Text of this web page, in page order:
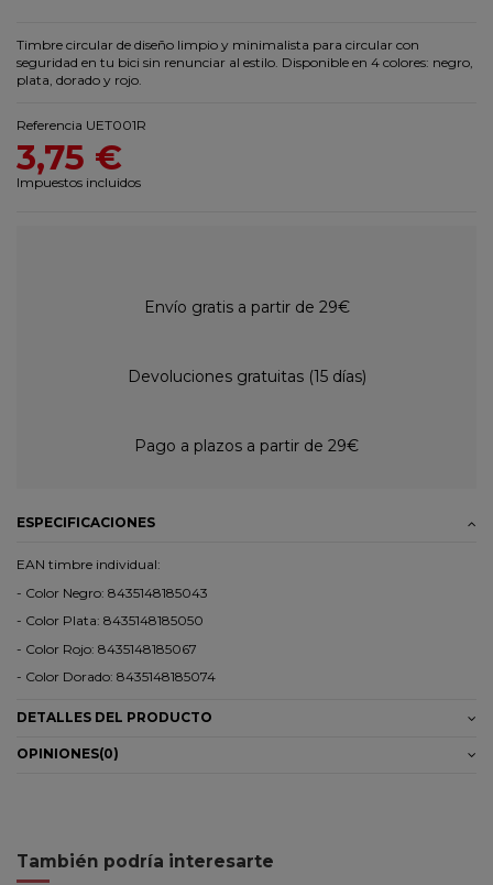
Timbre circular de diseño limpio y minimalista para circular con
seguridad en tu bici sin renunciar al estilo. Disponible en 4 colores: negro,
plata, dorado y rojo.
Referencia UET001R
3,75 €
Impuestos incluidos
Envío gratis a partir de 29€
Devoluciones gratuitas (15 días)
Pago a plazos a partir de 29€
ESPECIFICACIONES
EAN timbre individual:
- Color Negro: 8435148185043
- Color Plata: 8435148185050
- Color Rojo: 8435148185067
- Color Dorado: 8435148185074
DETALLES DEL PRODUCTO
OPINIONES(0)
También podría interesarte